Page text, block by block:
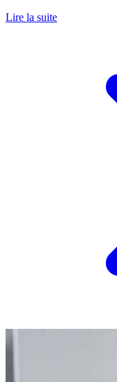
Lire la suite